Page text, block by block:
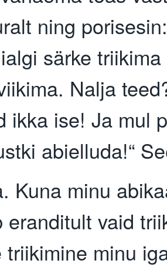
ning
särke
Nalja
ikka ise! Ja mul
abielluda!“
Kuna minu
eranditult vaid
triikimine minu